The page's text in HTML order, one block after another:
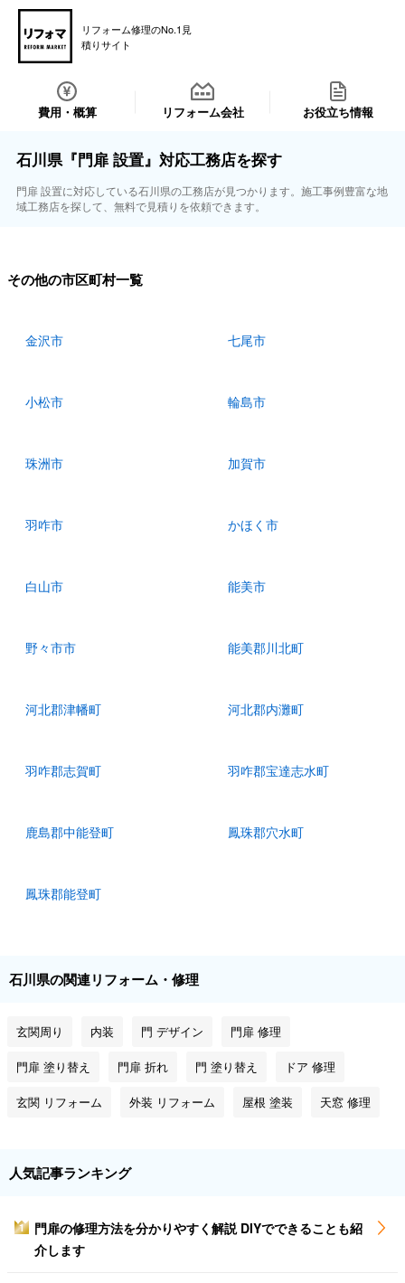
リフォーム修理のNo.1見
積りサイト
費用・概算 リフォーム会社 お役立ち情報
石川県『門扉 設置』対応工務店を探す
門扉 設置に対応している石川県の工務店が見つかります。施工事例豊富な地
域工務店を探して、無料で見積りを依頼できます。
その他の市区町村一覧
金沢市 七尾市
小松市 輪島市
珠洲市 加賀市
羽咋市 かほく市
白山市 能美市
野々市市 能美郡川北町
河北郡津幡町 河北郡内灘町
羽咋郡志賀町 羽咋郡宝達志水町
鹿島郡中能登町 鳳珠郡穴水町
鳳珠郡能登町
石川県の関連リフォーム・修理
玄関周り 内装 門 デザイン 門扉 修理
門扉 塗り替え 門扉 折れ 門 塗り替え ドア 修理
玄関 リフォーム 外装 リフォーム 屋根 塗装 天窓 修理
人気記事ランキング
1
門扉の修理方法を分かりやすく解説 DIYでできることも紹
介します